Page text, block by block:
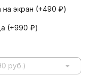
экран (+490 ₽)
(+990 ₽)
руб.)